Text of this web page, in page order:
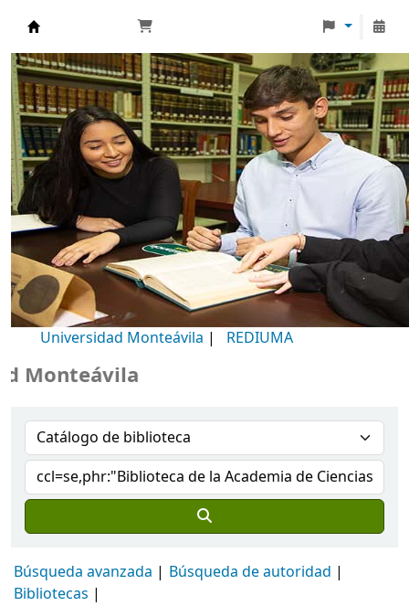
Biblioteca Universidad Monteávila
Universidad Monteávila | REDIUMA
Búsqueda avanzada
Búsqueda de autoridad
Bibliotecas